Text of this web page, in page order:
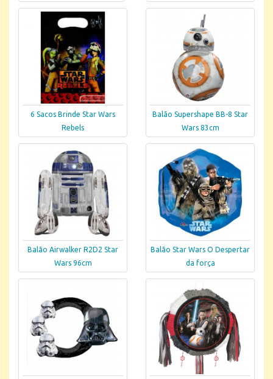
6 Sacos Brinde Star Wars
Rebels
Balão Supershape BB-8 Star
Wars 83cm
Balão Airwalker R2D2 Star
Wars 96cm
Balão Star Wars O Despertar
da força